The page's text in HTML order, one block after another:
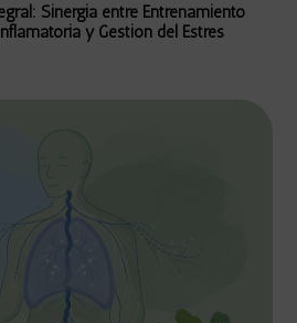
Sinergia entre Entrenamiento
y Gestión del Estrés